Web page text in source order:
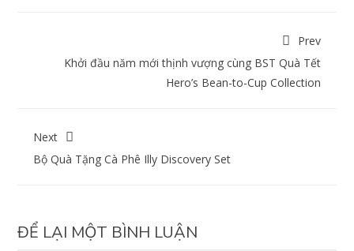
Prev
Khởi đầu năm mới thịnh vượng cùng BST Quà Tết
Hero’s Bean-to-Cup Collection
Next
Bộ Quà Tặng Cà Phê Illy Discovery Set
ĐỂ LẠI MỘT BÌNH LUẬN